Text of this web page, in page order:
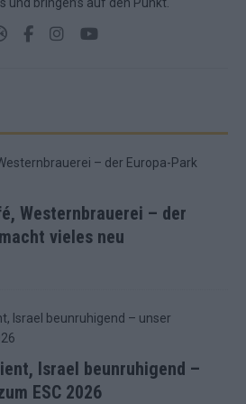
Westernbrauerei – der
vieles neu
Israel beunruhigend –
ESC 2026